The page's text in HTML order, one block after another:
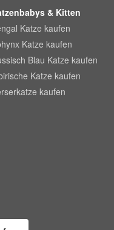
& Kitten
Katze kaufen
Katze kaufen
Blau Katze kaufen
Katze kaufen
kaufen